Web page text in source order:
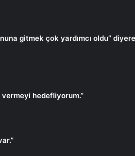
gitmek çok yardımcı oldu”
vermeyi hedefliyorum.”